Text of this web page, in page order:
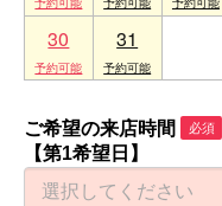
30 31
ご希望の来店時間 必須
【第1希望日】